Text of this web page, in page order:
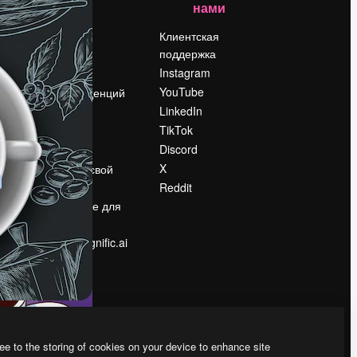
Цены
О нас
Reviews
Вакансии
Поиск тенденций
Блог
События
Slidesgo
Продайте свой
контент
Помещение для
Ищете magnific.ai
нами
Клиентская
поддержка
Instagram
YouTube
LinkedIn
TikTok
Discord
X
Reddit
to the storing of cookies on your device to enhance site